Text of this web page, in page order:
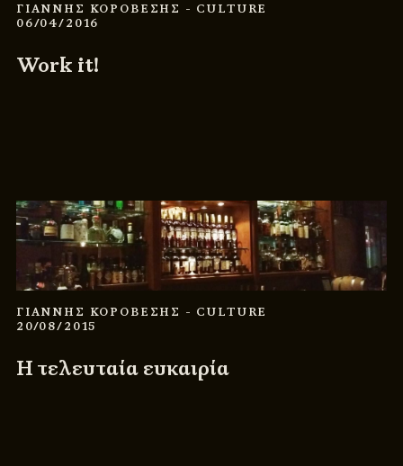
ΓΙΑΝΝΗΣ ΚΟΡΟΒΕΣΗΣ - CULTURE
06/04/2016
Work it!
ΓΙΑΝΝΗΣ ΚΟΡΟΒΕΣΗΣ - CULTURE
20/08/2015
Η τελευταία ευκαιρία